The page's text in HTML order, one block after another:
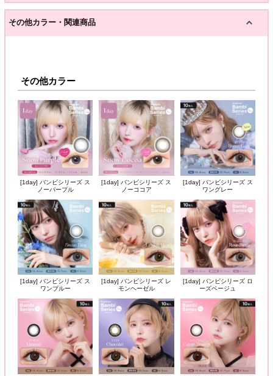
その他カラー・関連商品
その他カラー
[1day] バンビシリーズ ス
ノーパープル
[1day] バンビシリーズ ス
ノーココア
[1day] バンビシリーズ ス
ワングレー
[1day] バンビシリーズ ス
ワンブルー
[1day] バンビシリーズ レ
モンヘーゼル
[1day] バンビシリーズ ロ
ーズベージュ